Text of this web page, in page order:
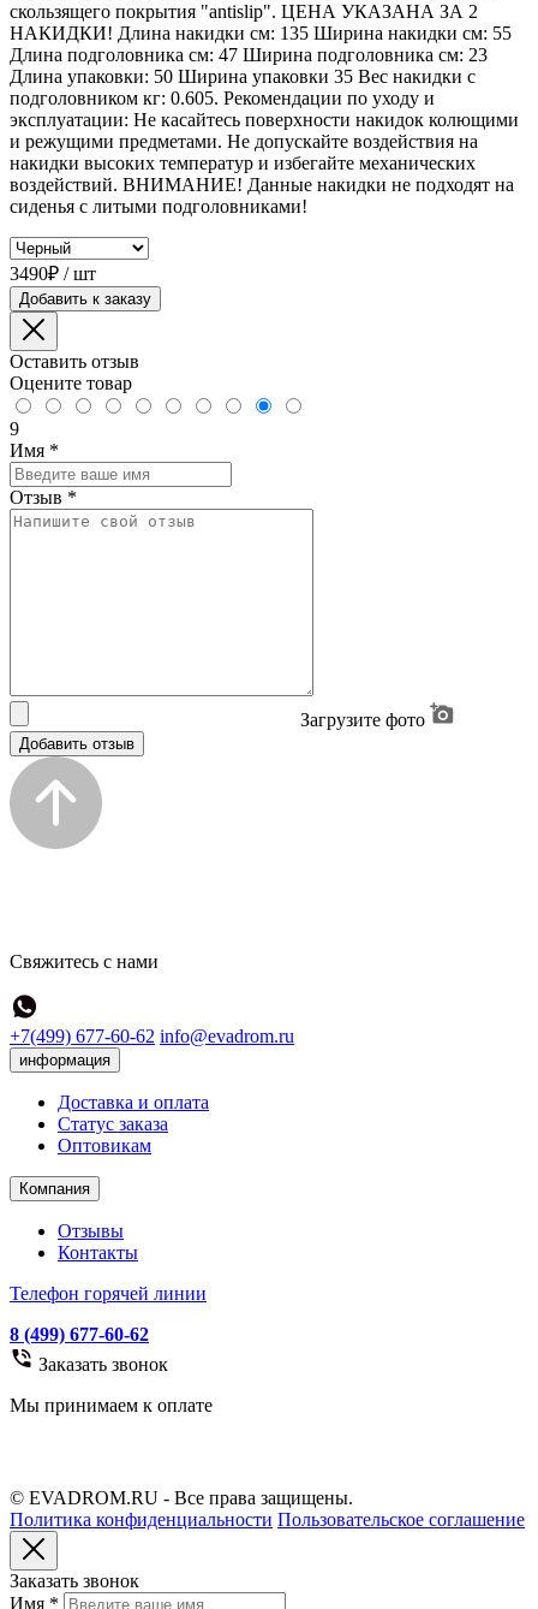
скользящего покрытия "antislip". ЦЕНА УКАЗАНА ЗА 2
НАКИДКИ! Длина накидки см: 135 Ширина накидки см: 55
Длина подголовника см: 47 Ширина подголовника см: 23
Длина упаковки: 50 Ширина упаковки 35 Вес накидки с
подголовником кг: 0.605. Рекомендации по уходу и
эксплуатации: Не касайтесь поверхности накидок колющими
и режущими предметами. Не допускайте воздействия на
накидки высоких температур и избегайте механических
воздействий. ВНИМАНИЕ! Данные накидки не подходят на
сиденья с литыми подголовниками!
3490₽ / шт
Добавить к заказу
Оставить отзыв
Оцените товар
9
Имя *
Отзыв *
Загрузите фото
Добавить отзыв
Свяжитесь с нами
+7(499) 677-60-62 info@evadrom.ru
информация
Доставка и оплата
Статус заказа
Оптовикам
Компания
Отзывы
Контакты
Телефон горячей линии
8 (499) 677-60-62
Заказать звонок
Мы принимаем к оплате
© EVADROM.RU - Все права защищены.
Политика конфиденциальности Пользовательское соглашение
Заказать звонок
Имя *